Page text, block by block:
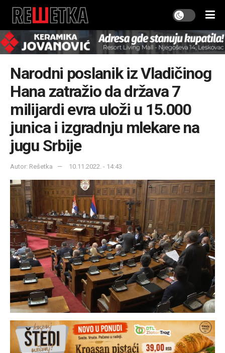
Narodni poslanik iz Vladičinog
Hana zatražio da država 7
milijardi evra uloži u 15.000
junica i izgradnju mlekare na
jugu Srbije
Autor: Rešetka 10.11.2022. - 14:43